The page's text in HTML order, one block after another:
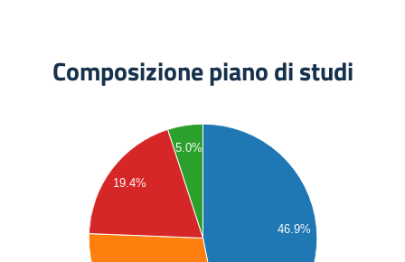
Composizione piano di studi
46.9%
5.0%
19.4%